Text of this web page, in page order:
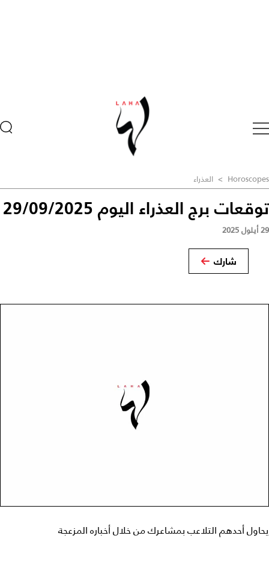
Horoscopes
> العذراء
توقعات برج العذراء اليوم 29/09/2025
29 أيلول 2025
شارك
يحاول أحدهم التلاعب بمشاعرك من خلال أخباره المزعجة